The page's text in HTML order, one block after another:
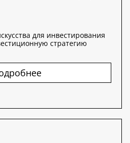
для инвестирования
стратегию